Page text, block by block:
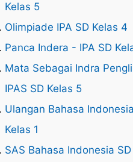
Kelas 5
Olimpiade IPA SD Kelas 4
Panca Indera - IPA SD
Mata Sebagai Indra
IPAS SD Kelas 5
Ulangan Bahasa
Kelas 1
SAS Bahasa Indonesia SD